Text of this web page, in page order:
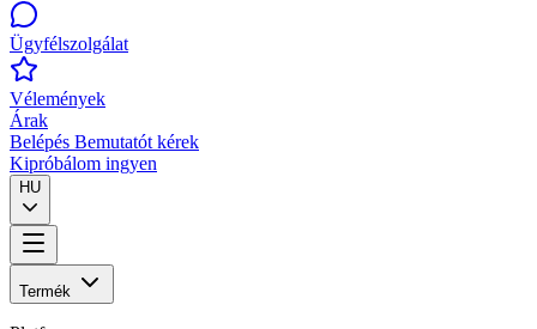
Ügyfélszolgálat
Vélemények
Árak
Belépés Bemutatót kérek
Kipróbálom ingyen
HU
Termék